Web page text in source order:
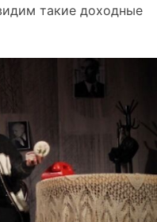
такие доходные